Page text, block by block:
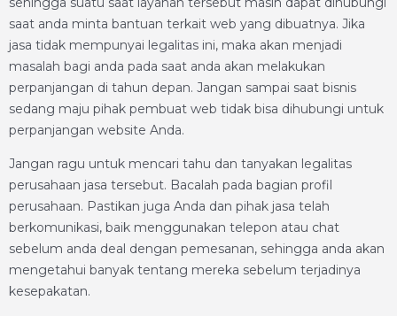
saat anda minta bantuan terkait web yang dibuatnya. Jika
jasa tidak mempunyai legalitas ini, maka akan menjadi
masalah bagi anda pada saat anda akan melakukan
perpanjangan di tahun depan. Jangan sampai saat bisnis
sedang maju pihak pembuat web tidak bisa dihubungi untuk
perpanjangan website Anda.
Jangan ragu untuk mencari tahu dan tanyakan legalitas
perusahaan jasa tersebut. Bacalah pada bagian profil
perusahaan. Pastikan juga Anda dan pihak jasa telah
berkomunikasi, baik menggunakan telepon atau chat
sebelum anda deal dengan pemesanan, sehingga anda akan
mengetahui banyak tentang mereka sebelum terjadinya
kesepakatan.